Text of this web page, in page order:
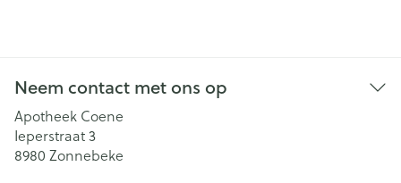
Neem contact met ons op
Apotheek Coene
Ieperstraat 3
8980 Zonnebeke